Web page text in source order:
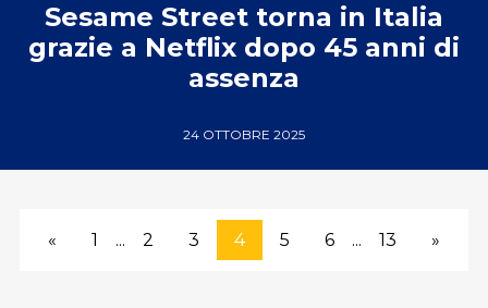
Sesame Street torna in Italia
grazie a Netflix dopo 45 anni di
assenza
24 OTTOBRE 2025
« 1 ... 2 3 4 5 6 ... 13 »